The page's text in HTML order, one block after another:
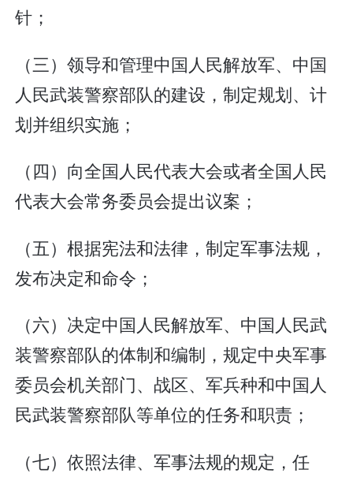
针；
（三）领导和管理中国人民解放军、中国
人民武装警察部队的建设，制定规划、计
划并组织实施；
（四）向全国人民代表大会或者全国人民
代表大会常务委员会提出议案；
（五）根据宪法和法律，制定军事法规，
发布决定和命令；
（六）决定中国人民解放军、中国人民武
装警察部队的体制和编制，规定中央军事
委员会机关部门、战区、军兵种和中国人
民武装警察部队等单位的任务和职责；
（七）依照法律、军事法规的规定，任